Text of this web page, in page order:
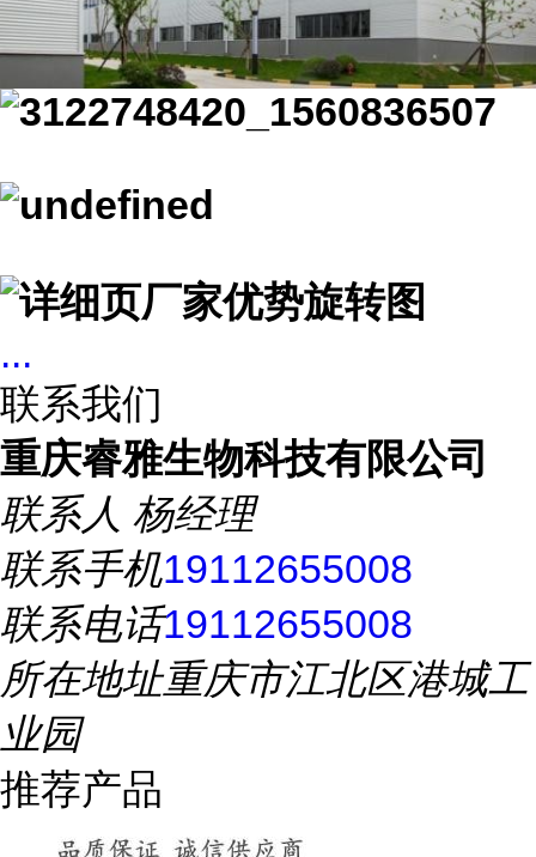
...
联系我们
重庆睿雅生物科技有限公司
联系人 杨经理
联系手机19112655008
联系电话19112655008
所在地址重庆市江北区港城工
业园
推荐产品